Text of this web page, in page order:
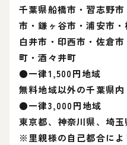
千葉県船橋市・習志野
市・鎌ヶ谷市・浦安市
白井市・印西市・佐倉
町・酒々井町
●一律1,500円地域
無料地域以外の千葉県内
●一律3,000円地域
東京都、神奈川県、埼
※里親様の自己都合に